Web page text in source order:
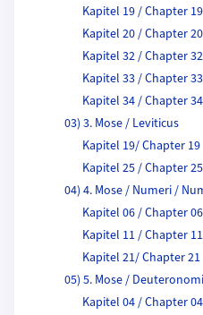
Kapitel 19 / Chapter 19
Kapitel 20 / Chapter 20
Kapitel 32 / Chapter 32
Kapitel 33 / Chapter 33
Kapitel 34 / Chapter 34
03) 3. Mose / Leviticus
Kapitel 19/ Chapter 19
Kapitel 25 / Chapter 25
04) 4. Mose / Numeri /
Kapitel 06 / Chapter 06
Kapitel 11 / Chapter 11
Kapitel 21/ Chapter 21
05) 5. Mose /
Kapitel 04 / Chapter 04